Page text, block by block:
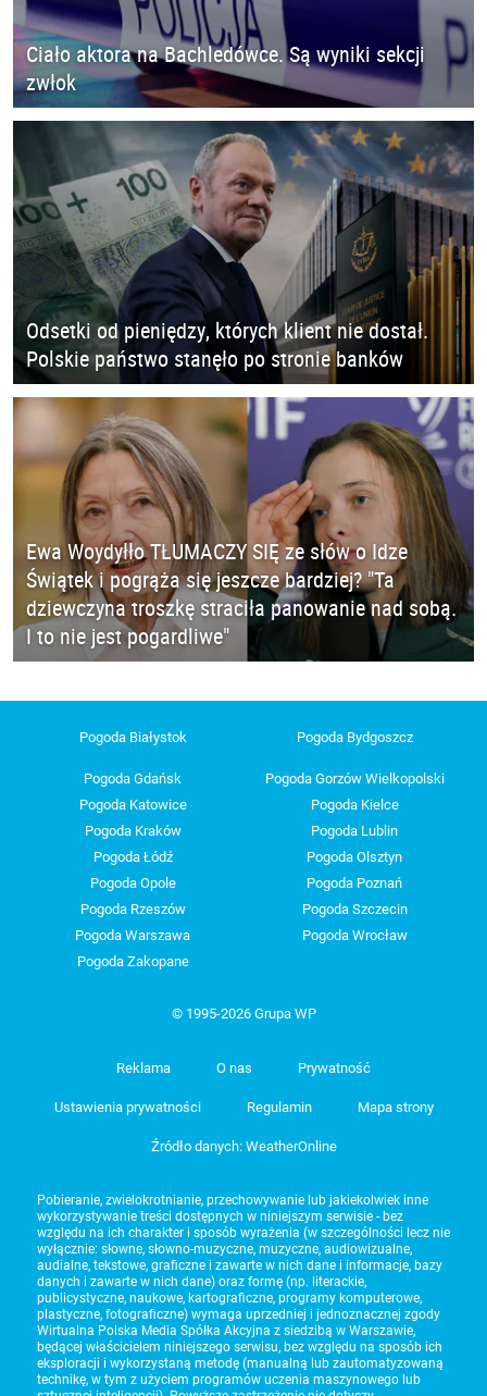
Ciało aktora na Bachledówce. Są wyniki sekcji
zwłok
Odsetki od pieniędzy, których klient nie dostał.
Polskie państwo stanęło po stronie banków
Ewa Woydyłło TŁUMACZY SIĘ ze słów o Idze
Świątek i pogrąża się jeszcze bardziej? "Ta
dziewczyna troszkę straciła panowanie nad sobą.
I to nie jest pogardliwe"
Pogoda Białystok Pogoda Bydgoszcz
Pogoda Gdańsk
Pogoda Gorzów Wielkopolski
Pogoda Katowice
Pogoda Kielce
Pogoda Kraków
Pogoda Lublin
Pogoda Łódź
Pogoda Olsztyn
Pogoda Opole
Pogoda Poznań
Pogoda Rzeszów
Pogoda Szczecin
Pogoda Warszawa
Pogoda Wrocław
Pogoda Zakopane
© 1995-2026 Grupa WP
Reklama O nas Prywatność
Ustawienia prywatności Regulamin Mapa strony
Źródło danych: WeatherOnline
Pobieranie, zwielokrotnianie, przechowywanie lub jakiekolwiek inne
wykorzystywanie treści dostępnych w niniejszym serwisie - bez
względu na ich charakter i sposób wyrażenia (w szczególności lecz nie
wyłącznie: słowne, słowno-muzyczne, muzyczne, audiowizualne,
audialne, tekstowe, graficzne i zawarte w nich dane i informacje, bazy
danych i zawarte w nich dane) oraz formę (np. literackie,
publicystyczne, naukowe, kartograficzne, programy komputerowe,
plastyczne, fotograficzne) wymaga uprzedniej i jednoznacznej zgody
Wirtualna Polska Media Spółka Akcyjna z siedzibą w Warszawie,
będącej właścicielem niniejszego serwisu, bez względu na sposób ich
eksploracji i wykorzystaną metodę (manualną lub zautomatyzowaną
technikę, w tym z użyciem programów uczenia maszynowego lub